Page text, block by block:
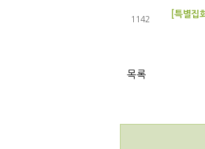
1142
[특별집
목록